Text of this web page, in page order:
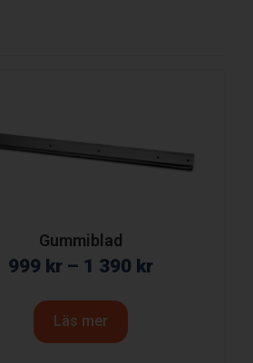
Gummiblad
999 kr – 1 390 kr
Läs mer